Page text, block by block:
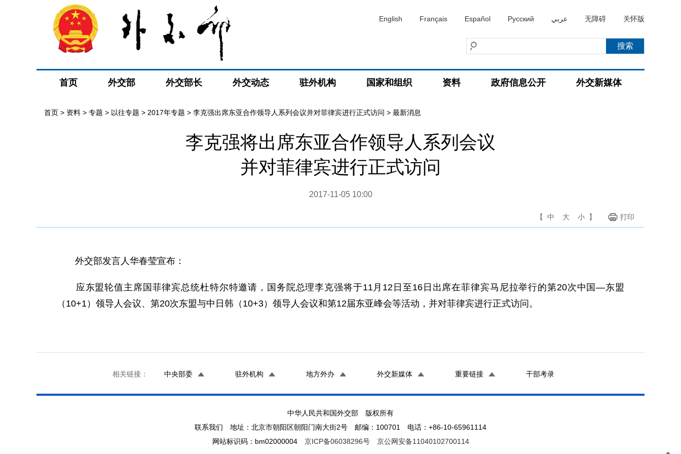
English Français Español Русский عربي 无障碍 关怀版
首页 外交部 外交部长 外交动态 驻外机构 国家和组织 资料 政府信息公开 外交新媒体
首页 > 资料 > 专题 > 以往专题 > 2017年专题 > 李克强出席东亚合作领导人系列会议并对菲律宾进行正式访问 > 最新消息
李克强将出席东亚合作领导人系列会议
并对菲律宾进行正式访问
2017-11-05 10:00
【 中 大 小 】 打印
外交部发言人华春莹宣布：
应东盟轮值主席国菲律宾总统杜特尔特邀请，国务院总理李克强将于11月12日至16日出席在菲律宾马尼拉举行的第20次中国—东盟
（10+1）领导人会议、第20次东盟与中日韩（10+3）领导人会议和第12届东亚峰会等活动，并对菲律宾进行正式访问。
相关链接： 中央部委 驻外机构 地方外办 外交新媒体 重要链接 干部考录
中华人民共和国外交部 版权所有
联系我们 地址：北京市朝阳区朝阳门南大街2号 邮编：100701 电话：+86-10-65961114
网站标识码：bm02000004 京ICP备06038296号 京公网安备11040102700114